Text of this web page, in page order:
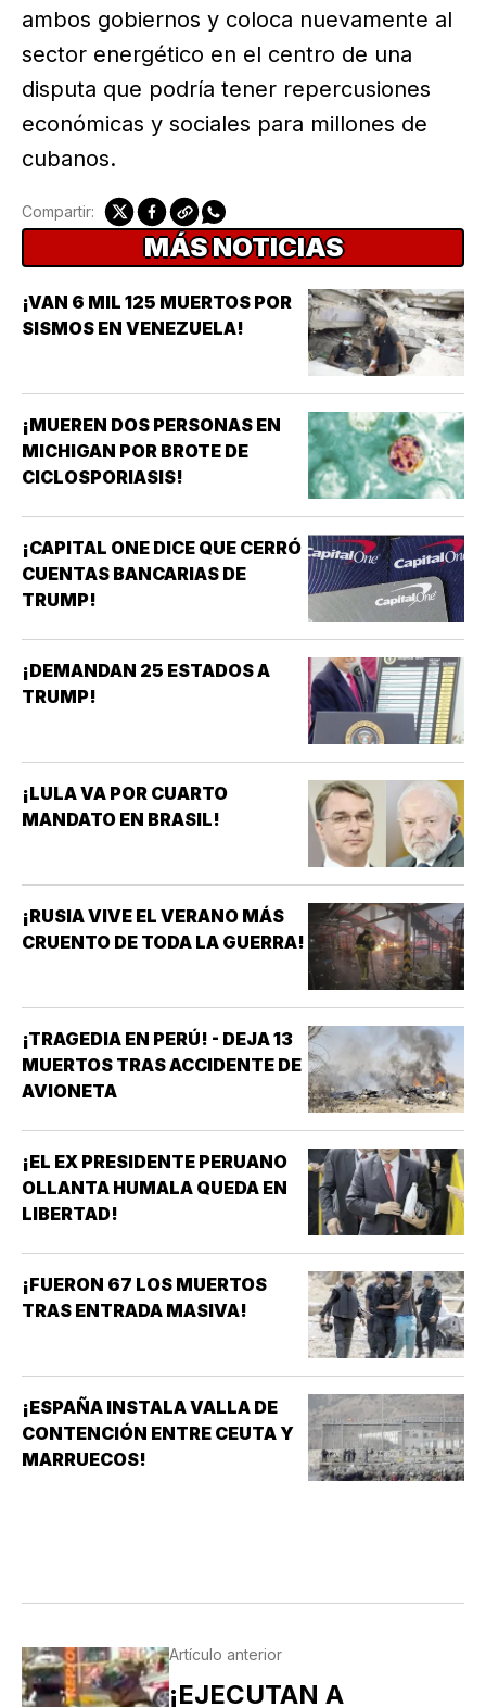
ambos gobiernos y coloca nuevamente al
sector energético en el centro de una
disputa que podría tener repercusiones
económicas y sociales para millones de
cubanos.
Compartir:
MÁS NOTICIAS
¡VAN 6 MIL 125 MUERTOS POR
SISMOS EN VENEZUELA!
¡MUEREN DOS PERSONAS EN
MICHIGAN POR BROTE DE
CICLOSPORIASIS!
¡CAPITAL ONE DICE QUE CERRÓ
CUENTAS BANCARIAS DE
TRUMP!
¡DEMANDAN 25 ESTADOS A
TRUMP!
¡LULA VA POR CUARTO
MANDATO EN BRASIL!
¡RUSIA VIVE EL VERANO MÁS
CRUENTO DE TODA LA GUERRA!
¡TRAGEDIA EN PERÚ! - DEJA 13
MUERTOS TRAS ACCIDENTE DE
AVIONETA
¡EL EX PRESIDENTE PERUANO
OLLANTA HUMALA QUEDA EN
LIBERTAD!
¡FUERON 67 LOS MUERTOS
TRAS ENTRADA MASIVA!
¡ESPAÑA INSTALA VALLA DE
CONTENCIÓN ENTRE CEUTA Y
MARRUECOS!
Artículo anterior
¡EJECUTAN A